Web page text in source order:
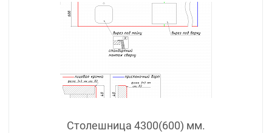
Столешница 4300(600) мм.